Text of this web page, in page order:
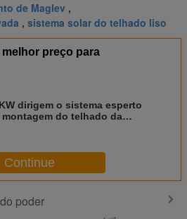
de Maglev ,
, sistema solar do telhado liso
melhor preço para
dirigem o sistema esperto
montagem do telhado da
Continue
poder